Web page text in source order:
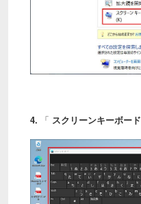
4. 「 スクリーンキーボード